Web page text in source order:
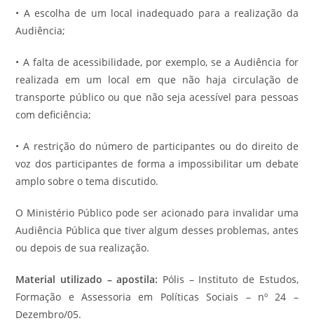
• A escolha de um local inadequado para a realização da
Audiência;
• A falta de acessibilidade, por exemplo, se a Audiência for
realizada em um local em que não haja circulação de
transporte público ou que não seja acessível para pessoas
com deficiência;
• A restrição do número de participantes ou do direito de
voz dos participantes de forma a impossibilitar um debate
amplo sobre o tema discutido.
O Ministério Público pode ser acionado para invalidar uma
Audiência Pública que tiver algum desses problemas, antes
ou depois de sua realização.
Material utilizado – apostila: Pólis – Instituto de Estudos,
Formação e Assessoria em Políticas Sociais – nº 24 –
Dezembro/05.